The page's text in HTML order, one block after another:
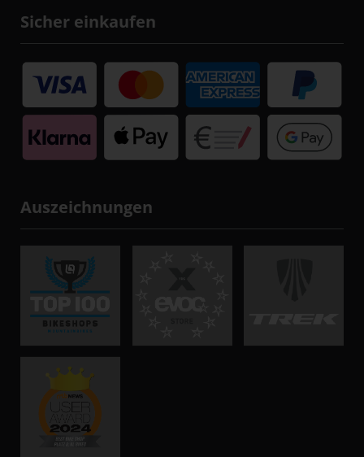
Sicher einkaufen
Auszeichnungen